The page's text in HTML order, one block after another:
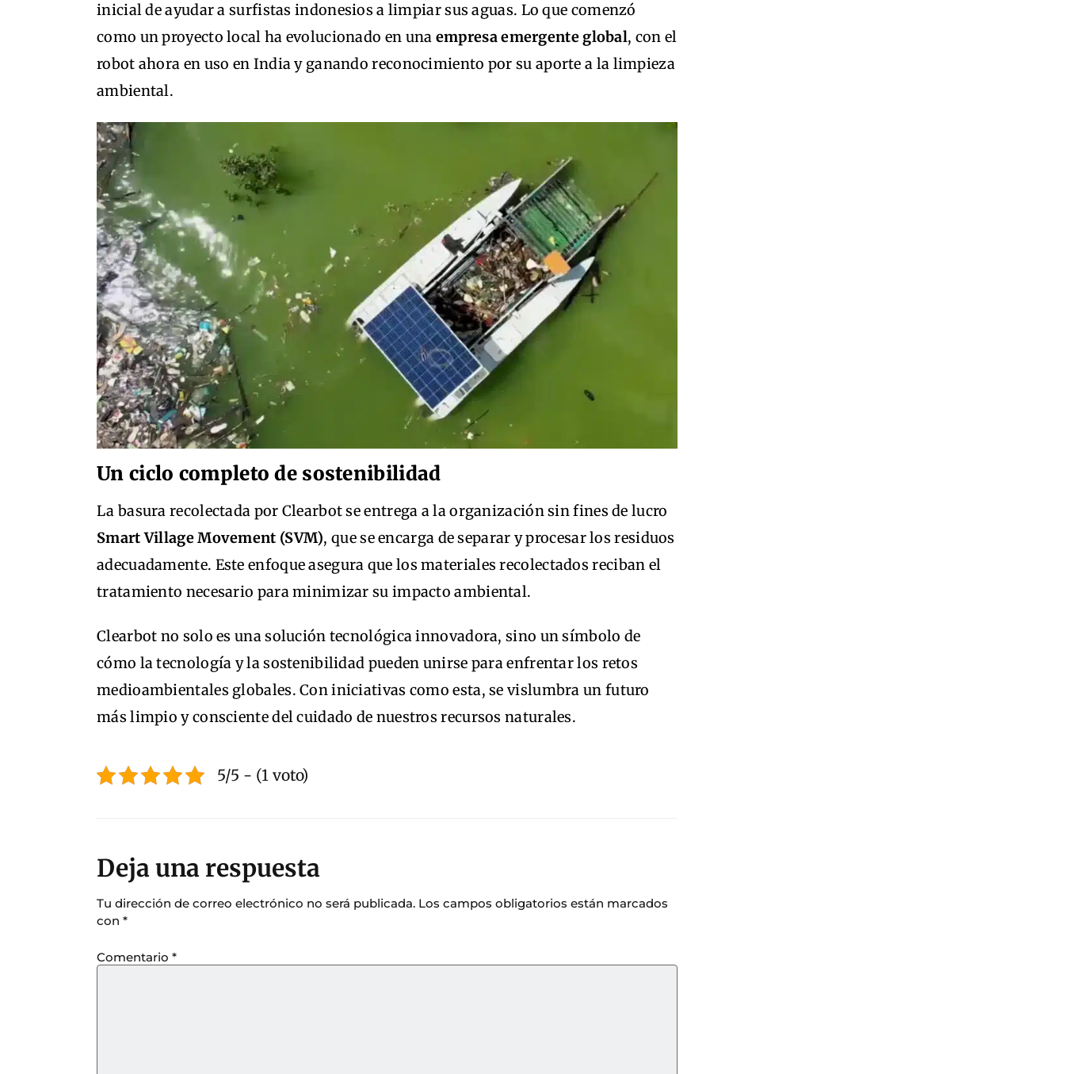
inicial de ayudar a surfistas indonesios a limpiar sus aguas. Lo que comenzó
como un proyecto local ha evolucionado en una empresa emergente global, con el
robot ahora en uso en India y ganando reconocimiento por su aporte a la limpieza
ambiental.
Un ciclo completo de sostenibilidad
La basura recolectada por Clearbot se entrega a la organización sin fines de lucro
Smart Village Movement (SVM), que se encarga de separar y procesar los residuos
adecuadamente. Este enfoque asegura que los materiales recolectados reciban el
tratamiento necesario para minimizar su impacto ambiental.
Clearbot no solo es una solución tecnológica innovadora, sino un símbolo de
cómo la tecnología y la sostenibilidad pueden unirse para enfrentar los retos
medioambientales globales. Con iniciativas como esta, se vislumbra un futuro
más limpio y consciente del cuidado de nuestros recursos naturales.
5/5 - (1 voto)
Deja una respuesta
Tu dirección de correo electrónico no será publicada. Los campos obligatorios están marcados
con *
Comentario *